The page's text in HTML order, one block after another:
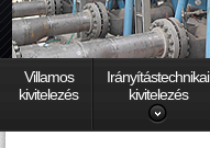
Villamos
kivitelezés
Irányítástechnikai
kivitelezés